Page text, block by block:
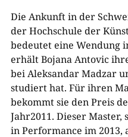
Die Ankunft in der
der Hochschule der
bedeutet eine Wendung
erhält Bojana Antovic
bei Aleksandar Madzar
studiert hat. Für ihren
bekommt sie den Preis
Jahr2011. Dieser
in Performance im 2013,